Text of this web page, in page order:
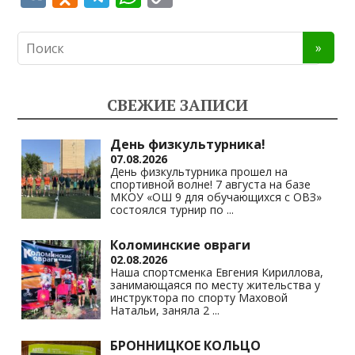
o
as
s
ni
ki
gr
a
m
s
A
p
p
y
Li
n
k
СВЕЖИЕ ЗАПИСИ
День физкультурника!
07.08.2026
День физкультурника прошел на
спортивной волне! 7 августа на базе
МКОУ «ОШ 9 для обучающихся с ОВЗ»
состоялся турнир по ...
Коломинские овраги
02.08.2026
Наша спортсменка Евгения Кириллова,
занимающаяся по месту жительства у
инструктора по спорту Маховой
Натальи, заняла 2 ...
БРОННИЦКОЕ КОЛЬЦО